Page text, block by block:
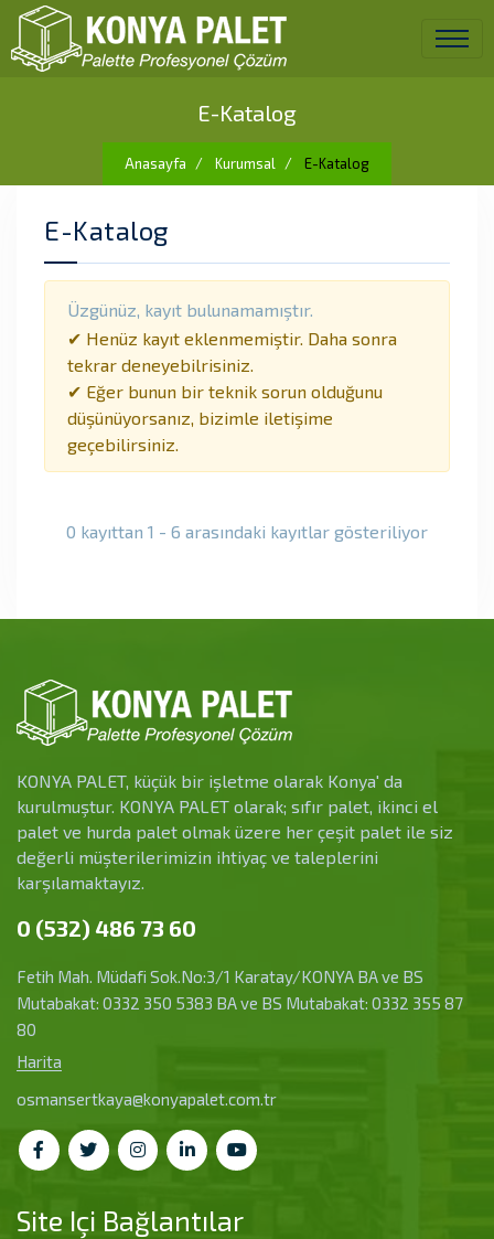
E-Katalog
Anasayfa Kurumsal E-Katalog
E-Katalog
Üzgünüz, kayıt bulunamamıştır.
✔ Henüz kayıt eklenmemiştir. Daha sonra
tekrar deneyebilrisiniz.
✔ Eğer bunun bir teknik sorun olduğunu
düşünüyorsanız, bizimle iletişime
geçebilirsiniz.
0 kayıttan 1 - 6 arasındaki kayıtlar gösteriliyor
KONYA PALET, küçük bir işletme olarak Konya' da
kurulmuştur. KONYA PALET olarak; sıfır palet, ikinci el
palet ve hurda palet olmak üzere her çeşit palet ile siz
değerli müşterilerimizin ihtiyaç ve taleplerini
karşılamaktayız.
0 (532) 486 73 60
Fetih Mah. Müdafi Sok.No:3/1 Karatay/KONYA BA ve BS
Mutabakat: 0332 350 5383 BA ve BS Mutabakat: 0332 355 87
80
Harita
osmansertkaya@konyapalet.com.tr
Site Içi Bağlantılar